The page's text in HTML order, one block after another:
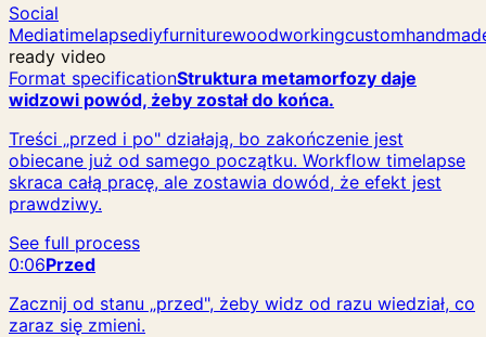
Social
Mediatimelapsediyfurniturewoodworkingcustom
ready video
Format specificationStruktura metamorfozy daje
widzowi powód, żeby został do końca.
Treści „przed i po" działają, bo zakończenie jest
obiecane już od samego początku. Workflow timelapse
skraca całą pracę, ale zostawia dowód, że efekt jest
prawdziwy.
See full process
0:06Przed
Zacznij od stanu „przed", żeby widz od razu wiedział, co
zaraz się zmieni.